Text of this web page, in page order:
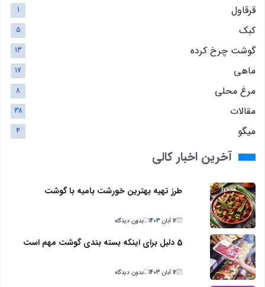
قرقاول 1
کبک 5
گوشت چرخ کرده 13
ماهی 17
مرغ محلی 8
مقالات 38
میگو 4
آخرین اخبار کالی
طرز تهیه بهترین خورشت بامیه با گوشت
12 آبان 1403 بدون دیدگاه
5 دلیل برای اینکه بسته بندی گوشت مهم است
12 آبان 1403 بدون دیدگاه